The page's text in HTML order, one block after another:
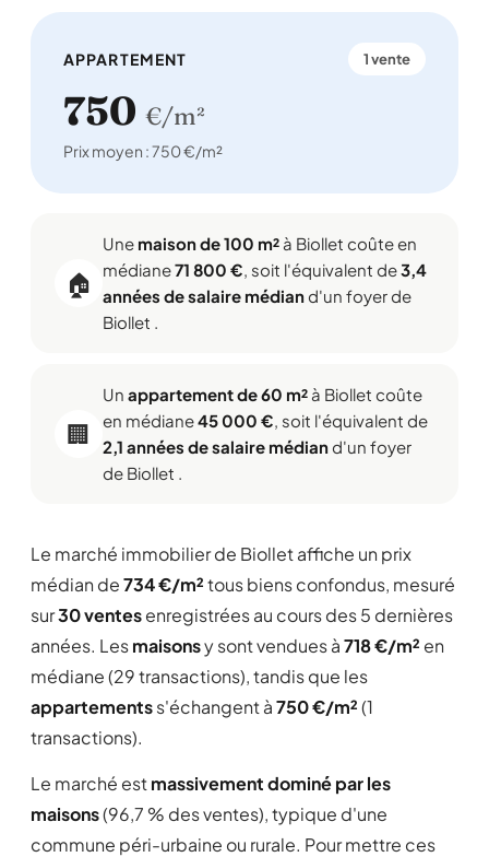
APPARTEMENT 1 vente
750 €/m²
Prix moyen : 750 €/m²
🏠
Une maison de 100 m² à Biollet coûte en
médiane71 800 €, soit l'équivalent de3,4
années de salaire médiand'un foyer de
Biollet .
🏢
Un appartement de 60 m² à Biollet coûte
en médiane45 000 €, soit l'équivalent de
2,1 années de salaire médiand'un foyer
de Biollet .
Le marché immobilier de Biollet affiche un prix
médian de734 €/m²tous biens confondus, mesuré
sur30 ventesenregistrées au cours des 5 dernières
années. Lesmaisonsy sont vendues à718 €/m² en
médiane (29 transactions), tandis que les
appartementss'échangent à750 €/m²(1
transactions).
Le marché estmassivement dominé par les
maisons(96,7 % des ventes), typique d'une
commune péri-urbaine ou rurale. Pour mettre ces